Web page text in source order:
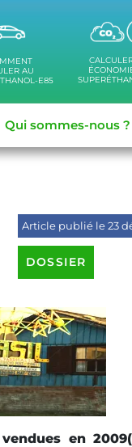
AU
E85
Qui sommes-nous ?
Article publié le 23
DOSSIER
en